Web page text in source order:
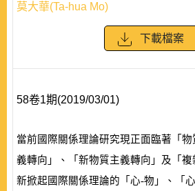
莫大華(Ta-hua Mo)
下載檔案
58卷1期(2019/03/01)
當前國際關係理論研究現正面臨著「
義轉向」、「新物質主義轉向」及「
新掀起國際關係理論的「心-物」、「